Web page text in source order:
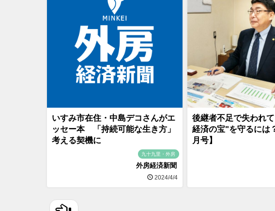
いすみ市在住・中島デコさんがエ
ッセー本 「持続可能な生き方」
考える契機に
九十九里・外房
外房経済新聞
2024/4/4
後継者不足で失われ
経済の宝"を守るには
月号】